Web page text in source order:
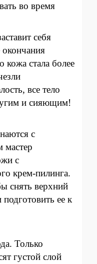
во время
себя
кожа стала более
все тело
и сияющим!
с
мастер
с
крем-пилинга.
снять верхний
ее к
Только
густой слой